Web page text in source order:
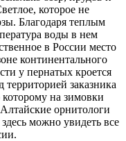
которое не
Благодаря теплым
воды в нем
в России место
континентального
у пернатых кроется
заказника
на зимовки
орнитологи
можно увидеть все